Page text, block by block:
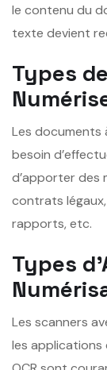
le contenu du
texte devient
Types
Les documents
besoin
d’apporter des
contrats
rapports, etc.
Types
Les scanners
les